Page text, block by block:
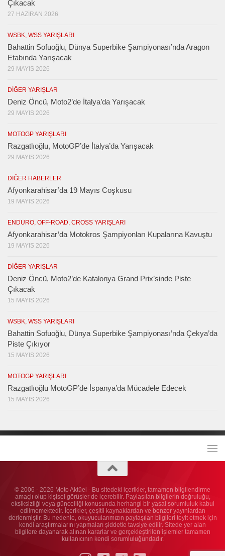
Çıkacak
27 HAZIRAN 2026
WSBK, WSS YARIŞLARI
Bahattin Sofuoğlu, Dünya Superbike Şampiyonası’nda Aragon
Etabında Yarışacak
29 MAYIS 2026
DIĞER YARIŞLAR
Deniz Öncü, Moto2’de İtalya’da Yarışacak
29 MAYIS 2026
MOTOGP YARIŞLARI
Razgatlıoğlu, MotoGP’de İtalya’da Yarışacak
29 MAYIS 2026
DIĞER HABERLER
Afyonkarahisar’da 19 Mayıs Coşkusu
19 MAYIS 2026
ENDURO, OFF-ROAD, CROSS YARIŞLARI
Afyonkarahisar’da Motokros Şampiyonları Kupalarına Kavuştu
19 MAYIS 2026
DIĞER YARIŞLAR
Deniz Öncü, Moto2’de Katalonya Grand Prix’sinde Piste
Çıkacak
15 MAYIS 2026
WSBK, WSS YARIŞLARI
Bahattin Sofuoğlu, Dünya Superbike Şampiyonası’nda Çekya’da
Piste Çıkıyor
15 MAYIS 2026
MOTOGP YARIŞLARI
Razgatlıoğlu MotoGP’de İspanya’da Mücadele Edecek
15 MAYIS 2026
© 2006 - 2026 Moto Aktüel - Bu sitedeki içerikler, tamamen bilgilendirme
amaçlı olup kişisel görüşler de içerebilir. Paylaşılan bilgilerin doğruluğu,
eksiksizliği veya güncelliği konusunda herhangi bir yasal sorumluluk kabul
edilmemektedir. İçerikler, çeşitli kaynaklardan ve benzer yayınlardan
derlenmiştir. Bu nedenle, okuyucularımızın paylaşılan bilgileri teyit etmek için
kendi araştırmalarını yapmaları şiddetle tavsiye edilir. Sitede yer alan
bilgilere dayanarak alınan kararlar ve gerçekleştirilen işlemler tamamen
kullanıcının kendi sorumluluğundadır.